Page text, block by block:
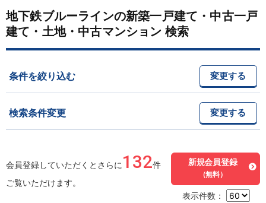
地下鉄ブルーラインの新築一戸建て・中古一戸
建て・土地・中古マンション 検索
条件を絞り込む 変更する
検索条件変更 変更する
会員登録していただくとさらに 132件
ご覧いただけます。
新規会員登録
（無料）
表示件数：